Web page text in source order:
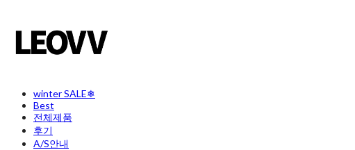
winter SALE❄
Best
전체제품
후기
A/S안내